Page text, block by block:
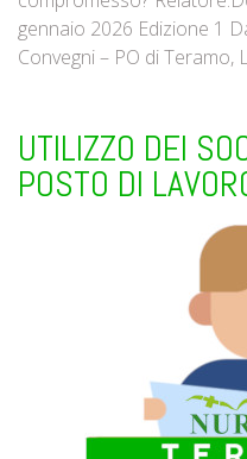
gennaio 2026 Edizione 1
Convegni – PO di Teramo,
UTILIZZO DEI
POSTO DI